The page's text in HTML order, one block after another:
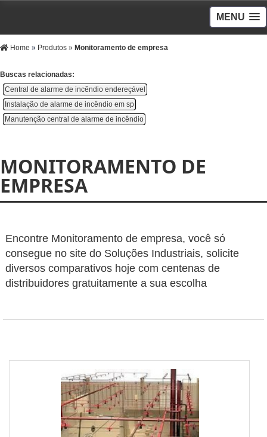
MENU
Home » Produtos » Monitoramento de empresa
Buscas relacionadas:
Central de alarme de incêndio endereçável
Instalação de alarme de incêndio em sp
Manutenção central de alarme de incêndio
MONITORAMENTO DE
EMPRESA
Encontre Monitoramento de empresa, você só
consegue no site do Soluções Industriais, solicite
diversos comparativos hoje com centenas de
distribuidores gratuitamente a sua escolha